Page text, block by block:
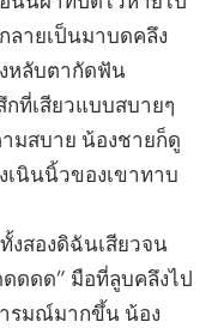
ลายเป็นมาบดคลึง
หลับตากัดฟัน
ที่เสียวแบบสบายๆ
มสบาย น้องชายก็ดู
เนินนิ้วของเขาทาบ
งสองดิฉันเสียวจน
ดดด” มือที่ลูบคลึงไป
รมณ์มากขึ้น น้อง